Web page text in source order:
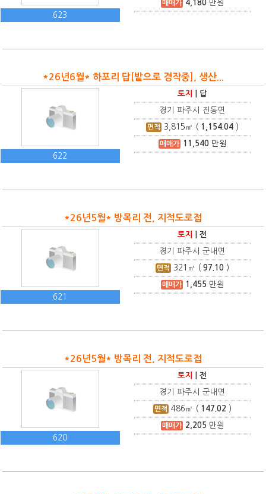
623
매매가 4,180만원
*26년6월* 하포리 답[밭으로 경작중], 생산...
622
토지 답
경기 파주시 진동면
면적 3,815 ㎡ ( 1,154.04 )
매매가 11,540만원
*26년5월* 방목리 전, 지적도로접
621
토지 |전
경기 파주시 군내면
면적 321 ㎡ (97.10 )
매매가 1,455 만원
*26년5월* 방목리 전, 지적도로접
620
토지 |전
경기 파주시 군내면
면적 486 ㎡ ( 147.02 )
매매가 2,205 만원